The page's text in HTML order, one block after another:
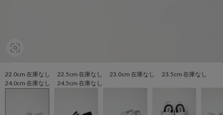
22.0cm 在庫なし 22.5cm 在庫なし 23.0cm 在庫なし 23.5cm 在庫なし
24.0cm 在庫なし 24.5cm 在庫なし